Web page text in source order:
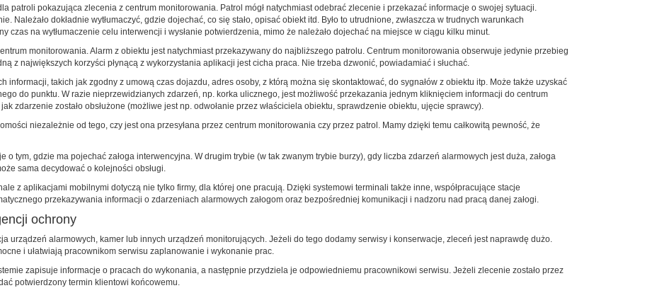
patroli pokazująca zlecenia z centrum monitorowania. Patrol mógł natychmiast odebrać zlecenie i przekazać informacje o swojej sytuacji.
Należało dokładnie wytłumaczyć, gdzie dojechać, co się stało, opisać obiekt itd. Było to utrudnione, zwłaszcza w trudnych warunkach
czas na wytłumaczenie celu interwencji i wysłanie potwierdzenia, mimo że należało dojechać na miejsce w ciągu kilku minut.
monitorowania. Alarm z obiektu jest natychmiast przekazywany do najbliższego patrolu. Centrum monitorowania obserwuje jedynie przebieg
z największych korzyści płynącą z wykorzystania aplikacji jest cicha praca. Nie trzeba dzwonić, powiadamiać i słuchać.
informacji, takich jak zgodny z umową czas dojazdu, adres osoby, z którą można się skontaktować, do sygnałów z obiektu itp. Może także uzyskać
do punktu. W razie nieprzewidzianych zdarzeń, np. korka ulicznego, jest możliwość przekazania jednym kliknięciem informacji do centrum
zdarzenie zostało obsłużone (możliwe jest np. odwołanie przez właściciela obiektu, sprawdzenie obiektu, ujęcie sprawcy).
niezależnie od tego, czy jest ona przesyłana przez centrum monitorowania czy przez patrol. Mamy dzięki temu całkowitą pewność, że
o tym, gdzie ma pojechać załoga interwencyjna. W drugim trybie (w tak zwanym trybie burzy), gdy liczba zdarzeń alarmowych jest duża, załoga
sama decydować o kolejności obsługi.
z aplikacjami mobilnymi dotyczą nie tylko firmy, dla której one pracują. Dzięki systemowi terminali także inne, współpracujące stacje
przekazywania informacji o zdarzeniach alarmowych załogom oraz bezpośredniej komunikacji i nadzoru nad pracą danej załogi.
ochrony
urządzeń alarmowych, kamer lub innych urządzeń monitorujących. Jeżeli do tego dodamy serwisy i konserwacje, zleceń jest naprawdę dużo.
i ułatwiają pracownikom serwisu zaplanowanie i wykonanie prac.
zapisuje informacje o pracach do wykonania, a następnie przydziela je odpowiedniemu pracownikowi serwisu. Jeżeli zlecenie zostało przez
potwierdzony termin klientowi końcowemu.